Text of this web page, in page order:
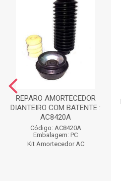
REPARO AMORTECEDOR
DIANTEIRO COM BATENTE :
AC8420A
Código: AC8420A
Embalagem: PC
Kit Amortecedor AC